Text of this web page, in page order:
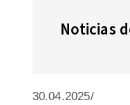
Noticias
30.04.2025/